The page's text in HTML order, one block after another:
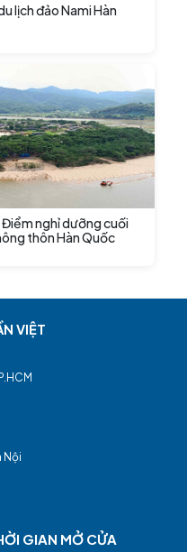
lịch đảo Nami Hàn
nghỉ dưỡng cuối
thôn Hàn Quốc
VIỆT
Nội
GIAN MỞ CỬA